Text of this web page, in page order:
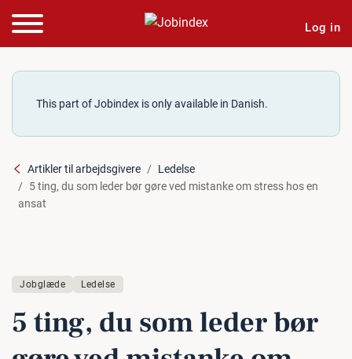
Log in
This part of Jobindex is only available in Danish.
Artikler til arbejdsgivere
Ledelse
5 ting, du som leder bør gøre ved mistanke om stress hos en
ansat
Jobglæde Ledelse
5 ting, du som leder bør